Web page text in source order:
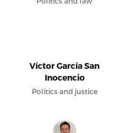
Víctor García San
Inocencio
Politics and justice